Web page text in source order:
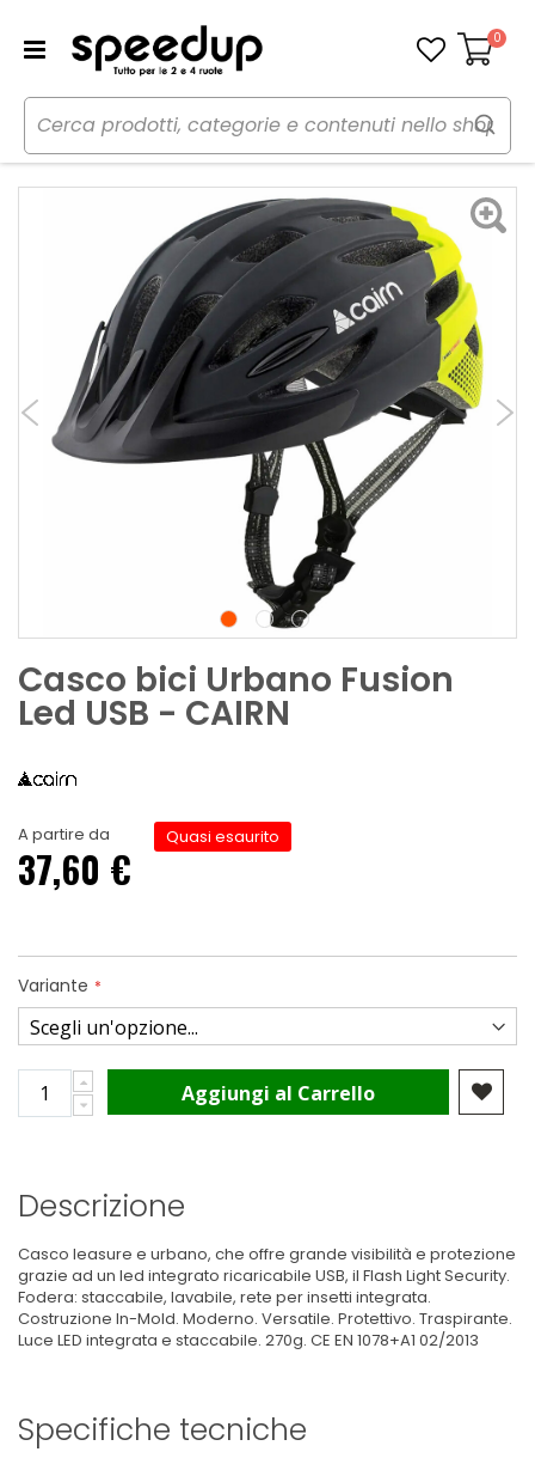
Carrello
0
Home Bici Caschi bici
Casco
Casco bici Urbano Fusion Led USB
Casco bici Urbano Fusion
Led USB - CAIRN
A partire da
37,60 €
Quasi esaurito
Variante
Aggiungi al Carrello
Descrizione
Casco leasure e urbano, che offre grande visibilità e protezione
grazie ad un led integrato ricaricabile USB, il Flash Light Security.
Fodera: staccabile, lavabile, rete per insetti integrata.
Costruzione In-Mold. Moderno. Versatile. Protettivo. Traspirante.
Luce LED integrata e staccabile. 270g. CE EN 1078+A1 02/2013
Specifiche tecniche